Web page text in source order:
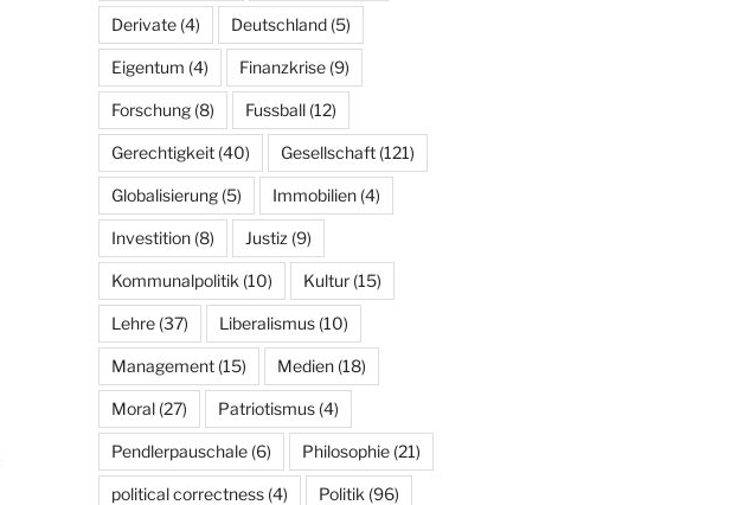
Derivate(4) Deutschland(5)
Eigentum (4) Finanzkrise(9)
Forschung(8) Fussball(12)
Gerechtigkeit(40) Gesellschaft(121)
Globalisierung(5) Immobilien(4)
Investition(8) Justiz (9)
Kommunalpolitik (10) Kultur(15)
Lehre(37) Liberalismus(10)
Management(15) Medien(18)
Moral(27) Patriotismus(4)
Pendlerpauschale(6) Philosophie(21)
political correctness(4) Politik (96)